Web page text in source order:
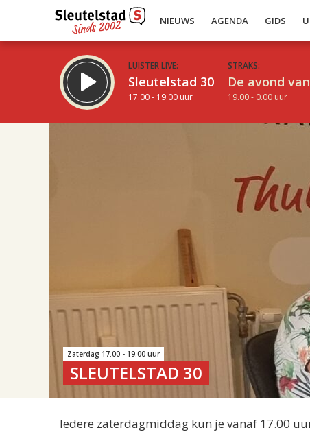
NIEUWS AGENDA GIDS
LUISTER LIVE:
Sleutelstad 30
17.00 - 19.00 uur
STRAKS:
De avond
19.00 - 0.00 uur
Zaterdag 17.00 - 19.00 uur
SLEUTELSTAD 30
Iedere zaterdagmiddag kun je vanaf 17.00